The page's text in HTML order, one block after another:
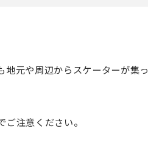
元や周辺からスケーターが集っ
注意ください。